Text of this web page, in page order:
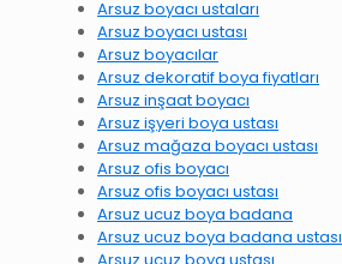
Arsuz boyacı ustaları
Arsuz boyacı ustası
Arsuz boyacılar
Arsuz dekoratif boya fiyatları
Arsuz inşaat boyacı
Arsuz işyeri boya ustası
Arsuz mağaza boyacı ustası
Arsuz ofis boyacı
Arsuz ofis boyacı ustası
Arsuz ucuz boya badana
Arsuz ucuz boya badana ustası